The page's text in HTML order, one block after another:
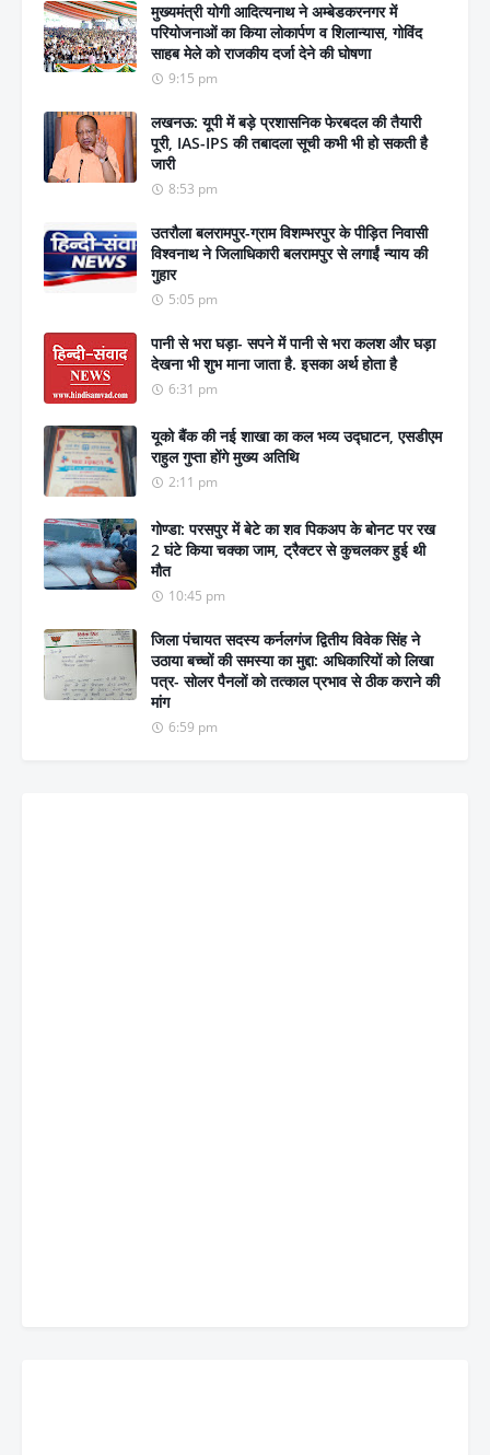
मुख्यमंत्री योगी आदित्यनाथ ने अम्बेडकरनगर में
परियोजनाओं का किया लोकार्पण व शिलान्यास, गोविंद
साहब मेले को राजकीय दर्जा देने की घोषणा
9:15 pm
लखनऊ: यूपी में बड़े प्रशासनिक फेरबदल की तैयारी
पूरी, IAS-IPS की तबादला सूची कभी भी हो सकती है
जारी
8:53 pm
उतरौला बलरामपुर-ग्राम विशम्भरपुर के पीड़ित निवासी
विश्वनाथ ने जिलाधिकारी बलरामपुर से लगाईं न्याय की
गुहार
5:05 pm
पानी से भरा घड़ा- सपने में पानी से भरा कलश और घड़ा
देखना भी शुभ माना जाता है. इसका अर्थ होता है
6:31 pm
यूको बैंक की नई शाखा का कल भव्य उद्घाटन, एसडीएम
राहुल गुप्ता होंगे मुख्य अतिथि
2:11 pm
गोण्डा: परसपुर में बेटे का शव पिकअप के बोनट पर रख
2 घंटे किया चक्का जाम, ट्रैक्टर से कुचलकर हुई थी
मौत
10:45 pm
जिला पंचायत सदस्य कर्नलगंज द्वितीय विवेक सिंह ने
उठाया बच्चों की समस्या का मुद्दा: अधिकारियों को लिखा
पत्र- सोलर पैनलों को तत्काल प्रभाव से ठीक कराने की
मांग
6:59 pm